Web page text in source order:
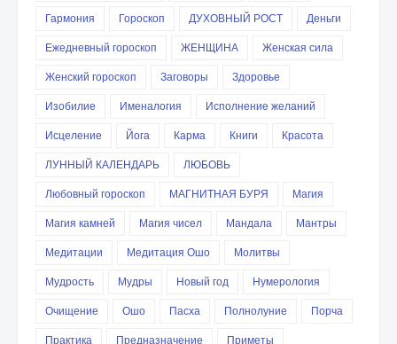
Гармония
Гороскоп ДУХОВНЫЙ РОСТ
Деньги
Ежедневный гороскоп
ЖЕНЩИНА
Женская сила
Женский гороскоп
Заговоры
Здоровье
Изобилие
Именалогия
Исполнение желаний
Исцеление
Йога Карма Книги
Красота
ЛУННЫЙ КАЛЕНДАРЬ
ЛЮБОВЬ
Любовный гороскоп
МАГНИТНАЯ БУРЯ
Магия
Магия камней
Магия чисел Мандала
Мантры
Медитации
Медитация Ошо
Молитвы
Мудрость
Мудры Новый год
Нумерология
Очищение
Ошо Пасха Полнолуние
Порча
Практика
Предназначение
Приметы